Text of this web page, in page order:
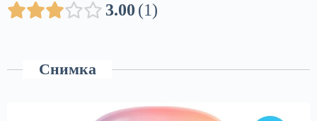
3.00 1
Снимка